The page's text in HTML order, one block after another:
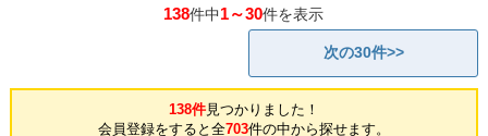
138件中1～30件を表示
次の30件>>
138件見つかりました！
会員登録をすると全703件の中から探せます。